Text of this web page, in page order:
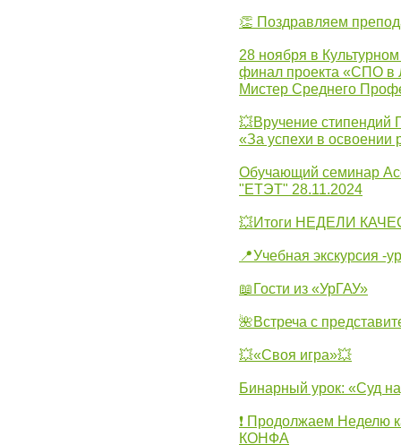
👏 Поздравляем
28 ноября в
финал проекта «СПО в
Мистер Среднего
💥Вручение стипендий
«За успехи в освоении
Обучающий семинар
"ЕТЭТ" 28.11.2024
💥Итоги НЕДЕЛИ
📍Учебная экскурсия -
📖Гости из «УрГАУ»
🌺Встреча с
💥«Своя игра»💥
Бинарный урок: «Суд
❗ Продолжаем Неделю
КОНФА